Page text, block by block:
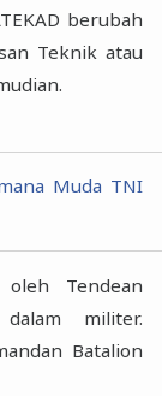
berubah
Teknik atau
Muda TNI
Tendean
militer.
Batalion